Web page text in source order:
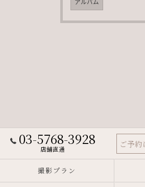
03-5768-3928
店舗直通 ご予
撮影プラン